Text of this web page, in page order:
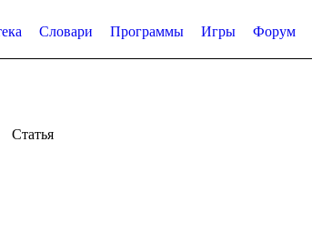
Словари Программы Игры Форум
Статья